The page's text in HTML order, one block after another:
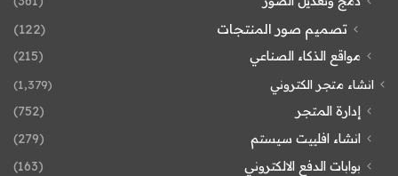
تصميم صور المنتجات (122)
مواقع الذكاء الصناعي (215)
انشاء متجر الكتروني (1٬379)
إدارة المتجر
(752)
انشاء افلييت سيستم
(279)
بوابات الدفع الالكتروني
(163)